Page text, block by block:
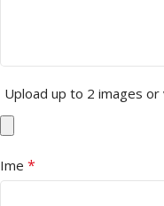
Upload up to 2 images or
Ime *